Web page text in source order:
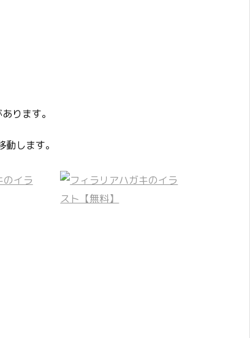
ります。
します。